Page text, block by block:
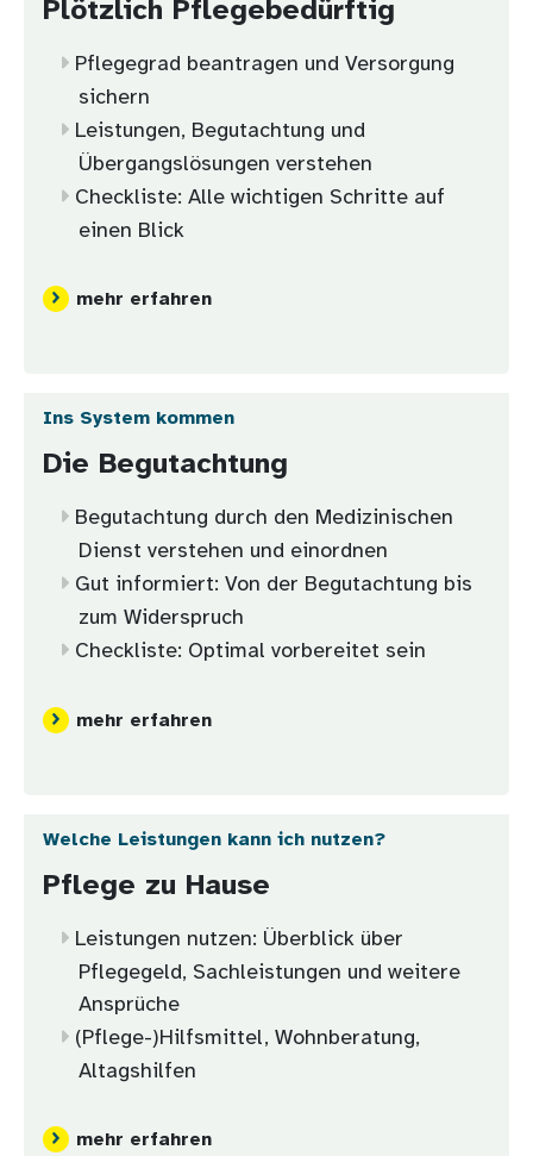
Plötzlich Pflegebedürftig
Pflegegrad beantragen und Versorgung
sichern
Leistungen, Begutachtung und
Übergangslösungen verstehen
Checkliste: Alle wichtigen Schritte auf
einen Blick
mehr erfahren
Ins System kommen
Die Begutachtung
Begutachtung durch den Medizinischen
Dienst verstehen und einordnen
Gut informiert: Von der Begutachtung bis
zum Widerspruch
Checkliste: Optimal vorbereitet sein
mehr erfahren
Welche Leistungen kann ich nutzen?
Pflege zu Hause
Leistungen nutzen: Überblick über
Pflegegeld, Sachleistungen und weitere
Ansprüche
(Pflege-)Hilfsmittel, Wohnberatung,
Altagshilfen
mehr erfahren